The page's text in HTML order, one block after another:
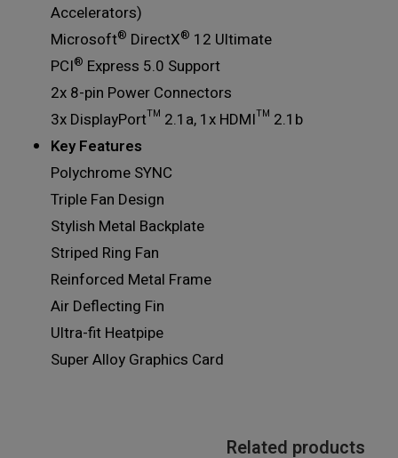
Accelerators)
Microsoft® DirectX® 12 Ultimate
PCI® Express 5.0 Support
2x 8-pin Power Connectors
3x DisplayPort™ 2.1a, 1x HDMI™ 2.1b
Key Features
Polychrome SYNC
Triple Fan Design
Stylish Metal Backplate
Striped Ring Fan
Reinforced Metal Frame
Air Deflecting Fin
Ultra-fit Heatpipe
Super Alloy Graphics Card
Related products